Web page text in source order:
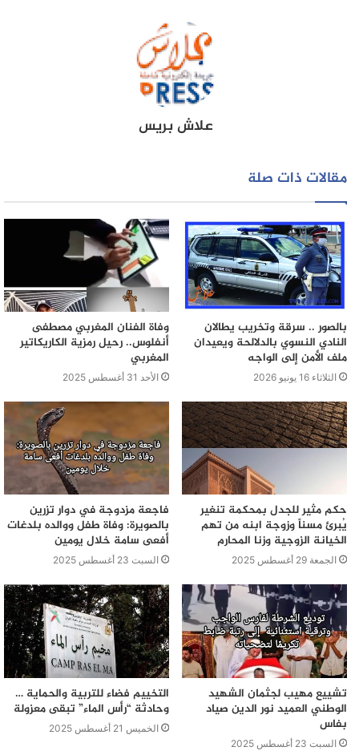
علاش بريس
مقالات ذات صلة
بالصور .. سرقة وتخريب يطالان
النادي النسوي بالدلالحة ويعيدان
ملف الأمن إلى الواجه
الثلاثاء 16 يونيو 2026
وفاة الفنان المغربي مصطفى
أنفلوس.. رحيل رمزية الكاريكاتير
المغربي
الأحد 31 أغسطس 2025
حكم مثير للجدل بمحكمة تنغير
يُبرئ مسناً وزوجة ابنه من تهم
الخيانة الزوجية وزنا المحارم
الجمعة 29 أغسطس 2025
فاجعة مزدوجة في دوار تزرين
بالصويرة: وفاة طفل ووالده بلدغات
أفعى سامة خلال يومين
السبت 23 أغسطس 2025
تشييع مهيب لجثمان الشهيد
الوطني العميد نور الدين صياد
بفاس
السبت 23 أغسطس 2025
التخييم فضاء للتربية والحماية …
وحادثة “رأس الماء” تبقى معزولة
الخميس 21 أغسطس 2025